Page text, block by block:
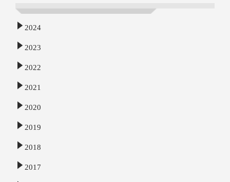
2024
2023
2022
2021
2020
2019
2018
2017